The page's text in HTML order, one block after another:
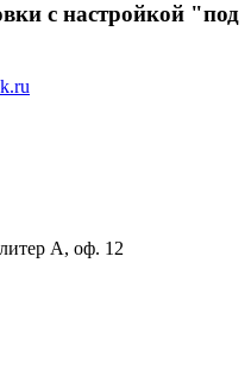
с настройкой "под
А, оф. 12